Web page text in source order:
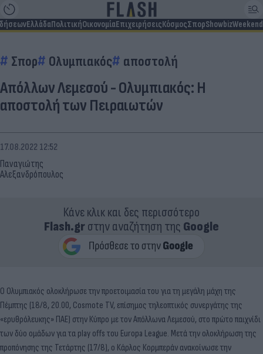
ΕλλάδαΠολιτικήΟικονομίαΕπιχειρήσειςΚόσμοςΣπορShowbizWeekend
Σπορ Ολυμπιακός αποστολή
Απόλλων Λεμεσού - Ολυμπιακός: H
αποστολή των Πειραιωτών
Παναγιώτης
Αλεξανδρόπουλος
17.08.2022 12:52
Κάνε κλικ και δες περισσότερο
Flash.grστην αναζήτηση της Google
Ο Ολυμπιακός ολοκλήρωσε την προετοιμασία του για τη μεγάλη μάχη της
Πέμπτης (18/8, 20.00, Cosmote TV, επίσημος τηλεοπτικός συνεργάτης της
«ερυθρόλευκης» ΠΑΕ) στην Κύπρο με τον Απόλλωνα Λεμεσού, στο πρώτο παιχνίδι
των δύο ομάδων για τα play offs του Europa League. Μετά την ολοκλήρωση της
προπόνησης της Τετάρτης (17/8), ο Κάρλος Κορμπεράν ανακοίνωσε την